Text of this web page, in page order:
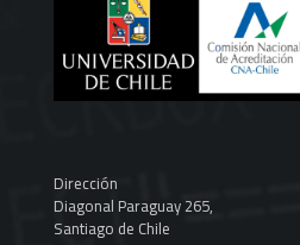
Dirección
Diagonal Paraguay 265,
Santiago de Chile